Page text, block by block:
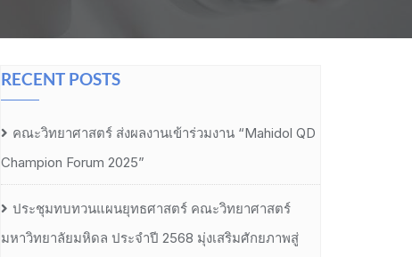
RECENT POSTS
คณะวิทยาศาสตร์ ส่งผลงานเข้าร่วมงาน “Mahidol QD
Champion Forum 2025”
ประชุมทบทวนแผนยุทธศาสตร์ คณะวิทยาศาสตร์
มหาวิทยาลัยมหิดล ประจำปี 2568 มุ่งเสริมศักยภาพสู่